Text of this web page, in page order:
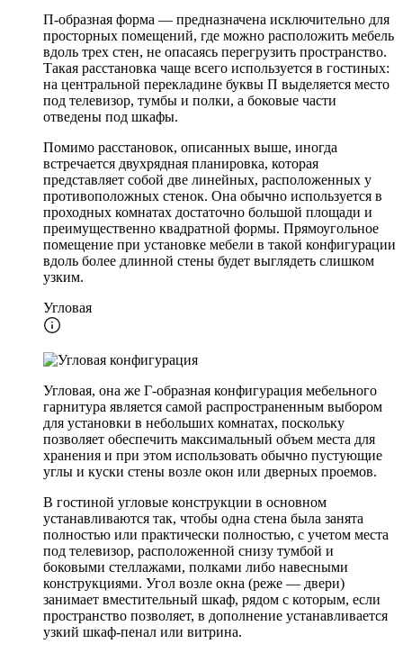
П-образная форма — предназначена исключительно для
просторных помещений, где можно расположить мебель
вдоль трех стен, не опасаясь перегрузить пространство.
Такая расстановка чаще всего используется в гостиных:
на центральной перекладине буквы П выделяется место
под телевизор, тумбы и полки, а боковые части
отведены под шкафы.
Помимо расстановок, описанных выше, иногда
встречается двухрядная планировка, которая
представляет собой две линейных, расположенных у
противоположных стенок. Она обычно используется в
проходных комнатах достаточно большой площади и
преимущественно квадратной формы. Прямоугольное
помещение при установке мебели в такой конфигурации
вдоль более длинной стены будет выглядеть слишком
узким.
Угловая
Угловая, она же Г-образная конфигурация мебельного
гарнитура является самой распространенным выбором
для установки в небольших комнатах, поскольку
позволяет обеспечить максимальный объем места для
хранения и при этом использовать обычно пустующие
углы и куски стены возле окон или дверных проемов.
В гостиной угловые конструкции в основном
устанавливаются так, чтобы одна стена была занята
полностью или практически полностью, с учетом места
под телевизор, расположенной снизу тумбой и
боковыми стеллажами, полками либо навесными
конструкциями. Угол возле окна (реже — двери)
занимает вместительный шкаф, рядом с которым, если
пространство позволяет, в дополнение устанавливается
узкий шкаф-пенал или витрина.